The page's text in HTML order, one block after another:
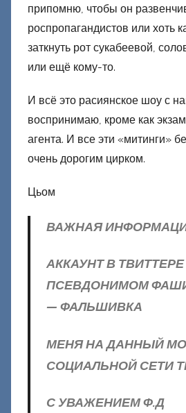
припомню, чтобы он
роспропагандистов или хоть
заткнуть рот сукабеевой,
или ещё кому-то.
И всё это расиянское шоу с
воспринимаю, кроме как
агента. И все эти «митинги»
очень дорогим цирком.
Цьом
ВАЖНАЯ
АККАУНТ В
ПСЕВДОНИМОМ
— ФАЛЬШИВКА
МЕНЯ НА ДАННЫЙ
СОЦИАЛЬНОЙ СЕТИ
С УВАЖЕНИЕМ Ф.Д